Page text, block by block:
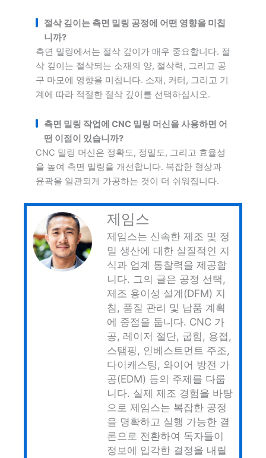
절삭 깊이는 측면 밀링 공정에 어떤 영향을 미칩
니까?
측면 밀링에서는 절삭 깊이가 매우 중요합니다. 절
삭 깊이는 절삭되는 소재의 양, 절삭력, 그리고 공
구 마모에 영향을 미칩니다. 소재, 커터, 그리고 기
계에 따라 적절한 절삭 깊이를 선택하십시오.
측면 밀링 작업에 CNC 밀링 머신을 사용하면 어
떤 이점이 있습니까?
CNC 밀링 머신은 정확도, 정밀도, 그리고 효율성
을 높여 측면 밀링을 개선합니다. 복잡한 형상과
윤곽을 일관되게 가공하는 것이 더 쉬워집니다.
제임스
제임스는 신속한 제조 및 정
밀 생산에 대한 실질적인 지
식과 업계 통찰력을 제공합
니다. 그의 글은 공정 선택,
제조 용이성 설계(DFM) 지
침, 품질 관리 및 납품 계획
에 중점을 둡니다. CNC 가
공, 레이저 절단, 굽힘, 용접,
스탬핑, 인베스트먼트 주조,
다이캐스팅, 와이어 방전 가
공(EDM) 등의 주제를 다룹
니다. 실제 제조 경험을 바탕
으로 제임스는 복잡한 공정
을 명확하고 실행 가능한 결
론으로 전환하여 독자들이
정보에 입각한 결정을 내릴